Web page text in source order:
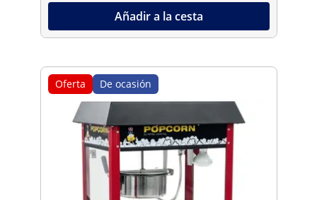
Añadir a la cesta
Oferta De ocasión